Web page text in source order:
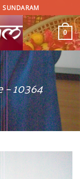
SUNDARAM
0
– 10364